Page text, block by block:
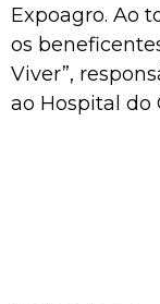
Expoagro. Ao
os
Viver”,
ao Hospital do